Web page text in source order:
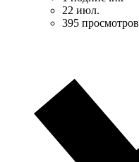
22 июл.
395 просмотров